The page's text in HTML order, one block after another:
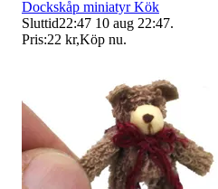
Dockskåp miniatyr Kök
Sluttid22:47 10 aug 22:47.
Pris:22 kr,Köp nu.